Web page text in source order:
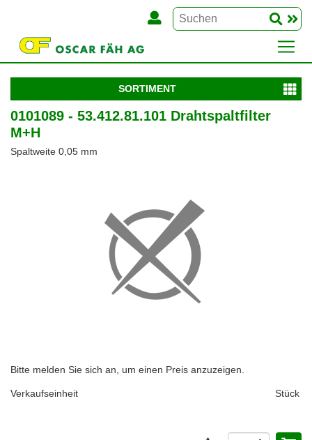
SORTIMENT
0101089 - 53.412.81.101 Drahtspaltfilter
M+H
Spaltweite 0,05 mm
Bitte melden Sie sich an, um einen Preis anzuzeigen.
Verkaufseinheit Stück